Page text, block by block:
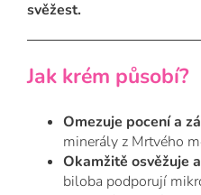
svěžest.
Jak krém působí?
Omezuje pocení a
minerály z Mrtvého
Okamžitě osvěžuje
biloba podporují